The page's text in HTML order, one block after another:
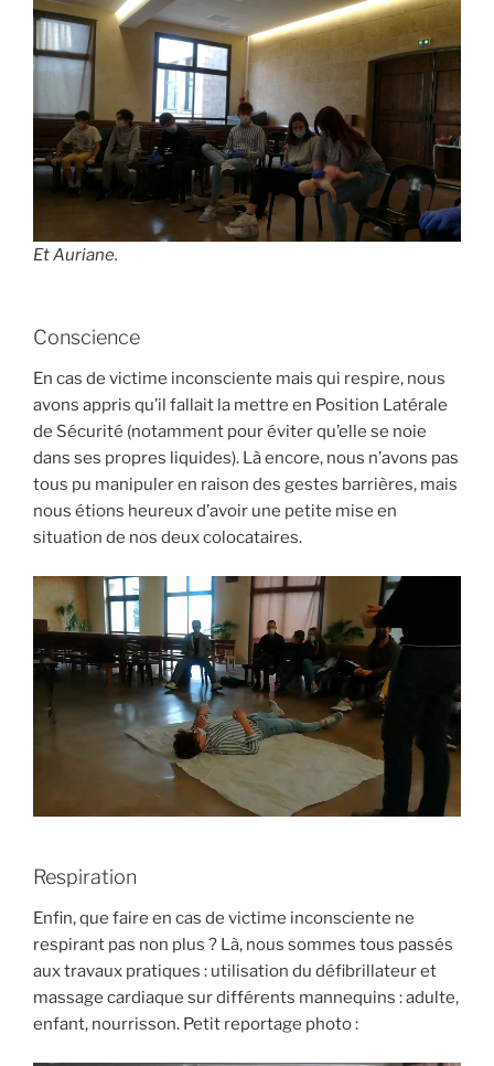
Et Auriane.
Conscience
En cas de victime inconsciente mais qui respire, nous
avons appris qu’il fallait la mettre en Position Latérale
de Sécurité (notamment pour éviter qu’elle se noie
dans ses propres liquides). Là encore, nous n’avons pas
tous pu manipuler en raison des gestes barrières, mais
nous étions heureux d’avoir une petite mise en
situation de nos deux colocataires.
Respiration
Enfin, que faire en cas de victime inconsciente ne
respirant pas non plus ? Là, nous sommes tous passés
aux travaux pratiques : utilisation du défibrillateur et
massage cardiaque sur différents mannequins : adulte,
enfant, nourrisson. Petit reportage photo :